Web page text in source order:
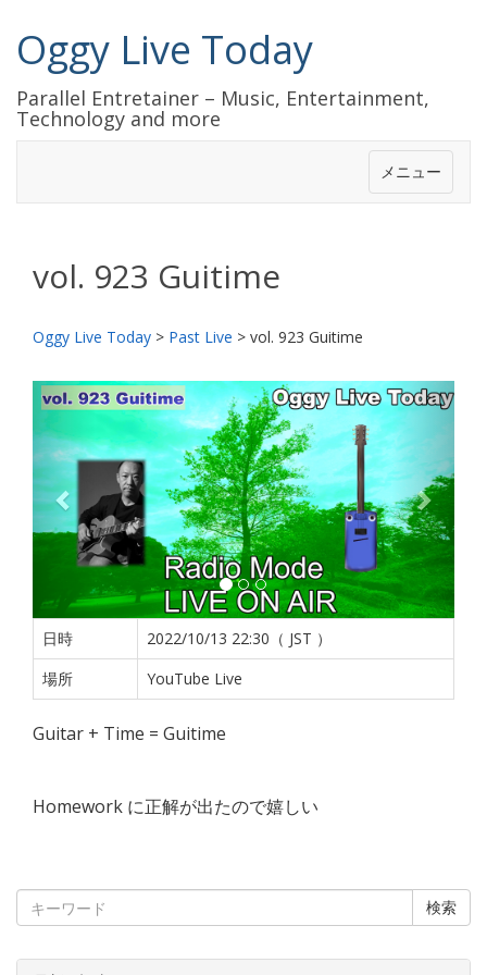
Oggy Live Today
Parallel Entretainer – Music, Entertainment,
Technology and more
メニュー
vol. 923 Guitime
Oggy Live Today > Past Live > vol. 923 Guitime
前
次
日時
2022/10/13 22:30（ JST ）
場所
YouTube Live
Guitar + Time = Guitime
Homework に正解が出たので嬉しい
検索